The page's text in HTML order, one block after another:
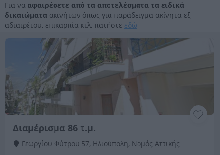
Για να αφαιρέσετε από τα αποτελέσματα τα ειδικά
δικαιώματα ακινήτων όπως για παράδειγμα ακίνητα εξ
αδιαιρέτου, επικαρπία κτλ, πατήστε εδώ
Διαμέρισμα 86 τ.μ.
Γεωργίου Φύτρου 57, Ηλιούπολη, Νομός Αττικής